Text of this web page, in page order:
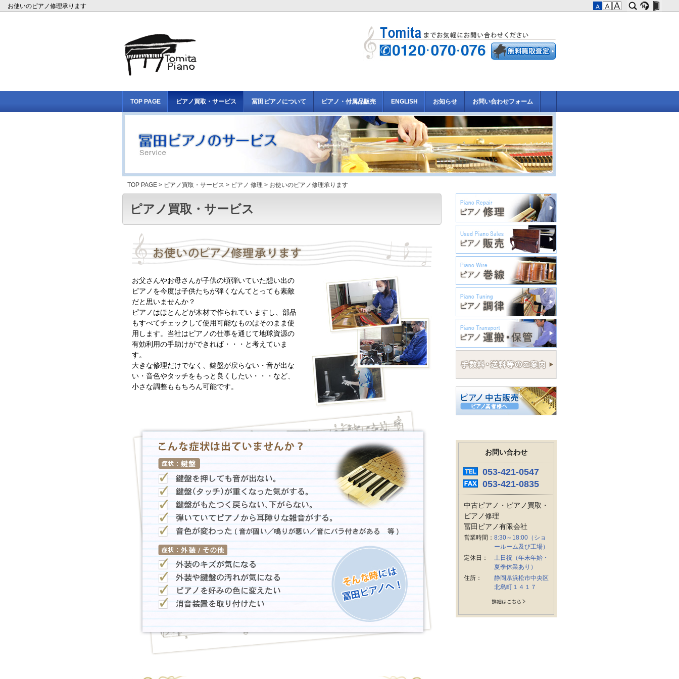
お使いのピアノ修理承ります
TOP PAGE ピアノ買取・サービス 冨田ピアノについて ピアノ・付属品販売 ENGLISH お知らせ お問い合わせフォーム
TOP PAGE > ピアノ買取・サービス > ピアノ 修理 > お使いのピアノ修理承ります
ピアノ買取・サービス
お父さんやお母さんが子供の頃弾いていた想い出の
ピアノを今度は子供たちが弾くなんてとっても素敵
だと思いませんか？
ピアノはほとんどが木材で作られてい ますし、部品
もすべてチェックして使用可能なものはそのまま使
用します。当社はピアノの仕事を通じて地球資源の
有効利用の手助けができれば・・・と考えていま
す。
大きな修理だけでなく、鍵盤が戻らない・音が出な
い・音色やタッチをもっと良くしたい・・・など、
小さな調整ももちろん可能です。
お問い合わせ
053-421-0547
053-421-0835
中古ピアノ・ピアノ買取・
ピアノ修理
冨田ピアノ有限会社
営業時間： 8:30～18:00（ショ
ールーム及び工場）
定休日：
土日祝（年末年始・
夏季休業あり）
住所：
静岡県浜松市中央区
北島町１４１７